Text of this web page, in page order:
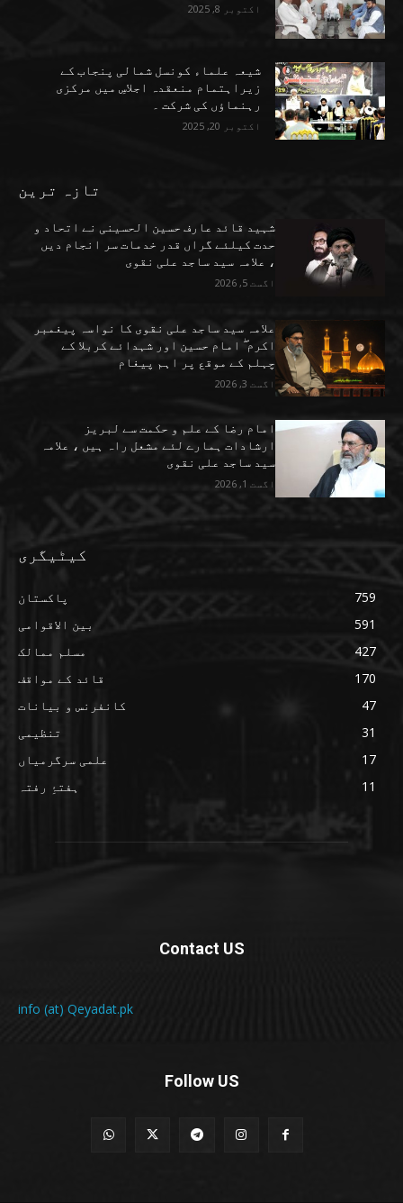
اکتوبر 8, 2025
شیعہ علماء کونسل شمالی پنجاب کے
زیراہتمام منعقدہ اجلاسِ میں مرکزی
رہنماؤں کی شرکت ۔
اکتوبر 20, 2025
تازہ ترین
شہید قائد عارف حسین الحسینی نے اتحاد و
حدت کیلئے گراں قدر خدمات سر انجام دیں
، علامہ سید ساجد علی نقوی
اگست 5, 2026
علامہ سید ساجد علی نقوی کا نواسہ پیغمبر
اکرم ۖ امام حسین اور شہدائے کربلا کے
چہلم کے موقع پر اہم پیغام
اگست 3, 2026
امام رضا کے علم و حکمت سے لبریز
ارشادات ہمارے لئے مشعل راہ ہیں ، علامہ
سید ساجد علی نقوی
اگست 1, 2026
کیٹیگری
پاکستان
759
بین الاقوامی
591
مسلم ممالک
427
قائد کے مواقف
170
کانفرنس و بیانات
47
تنظیمی
31
علمی سرگرمیاں
17
ہفتۂِ رفتہ
11
Contact US
info (at) Qeyadat.pk
Follow US